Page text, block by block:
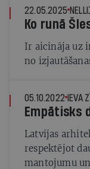
22.05.2025
Ko runā
Ir aicināja uz
no
05.10.2022
Empātisks
Latvijas
respektējot
mantojumu